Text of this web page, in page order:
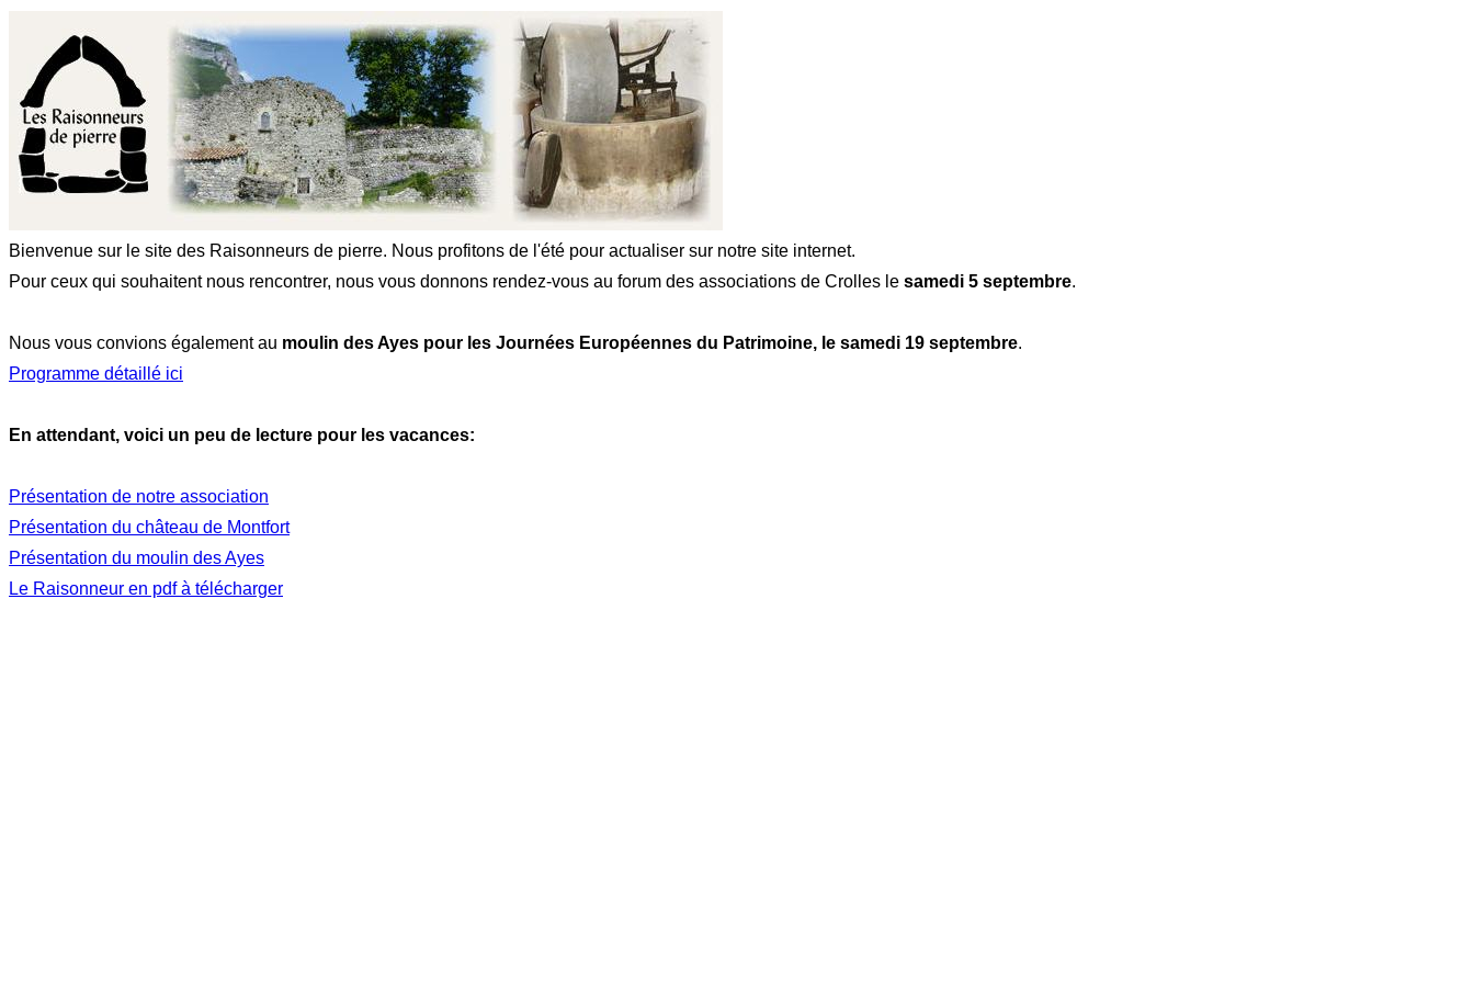
Bienvenue sur le site des Raisonneurs de pierre. Nous profitons de l'été pour actualiser sur notre site internet.
Pour ceux qui souhaitent nous rencontrer, nous vous donnons rendez-vous au forum des associations de Crolles le samedi 5 septembre.
Nous vous convions également au moulin des Ayes pour les Journées Européennes du Patrimoine, le samedi 19 septembre.
Programme détaillé ici
En attendant, voici un peu de lecture pour les vacances:
Présentation de notre association
Présentation du château de Montfort
Présentation du moulin des Ayes
Le Raisonneur en pdf à télécharger